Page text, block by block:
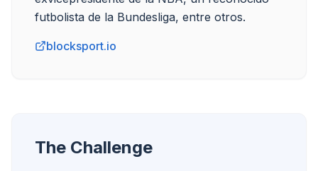
futbolista de la Bundesliga, entre otros.
blocksport.io
The Challenge